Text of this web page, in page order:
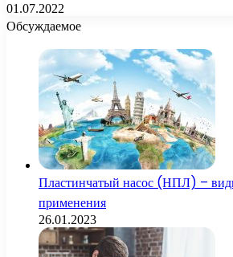
01.07.2022
Обсуждаемое
Пластинчатый насос (НПЛ) –
применения
26.01.2023